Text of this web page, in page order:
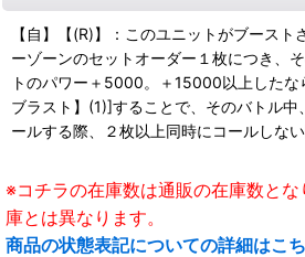
【自】【(R)】：このユニットがブース
ーゾーンのセットオーダー１枚につき、
トのパワー＋5000。＋15000以上した
ブラスト】(1)]することで、そのバトル中
ールする際、２枚以上同時にコールしな
※コチラの在庫数は通販の在庫数と
庫とは異なります。
商品の状態表記についての詳細はこ